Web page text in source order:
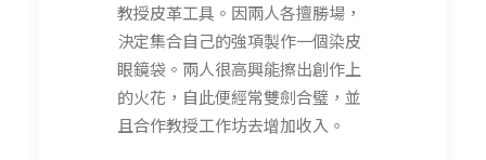
教授皮革工具。因兩人各擅勝場，
決定集合自己的強項製作一個染皮
眼鏡袋。兩人很高興能擦出創作上
的火花，自此便經常雙劍合璧，並
且合作教授工作坊去增加收入。